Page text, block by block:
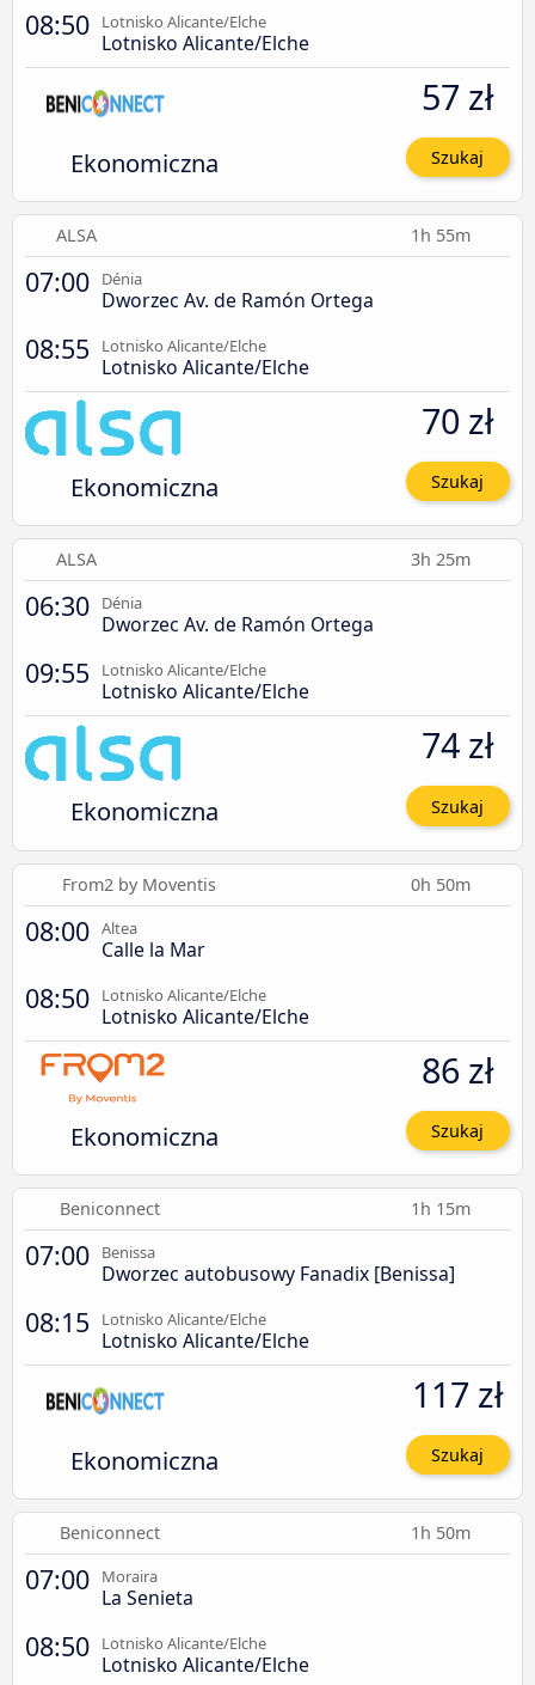
08:50 Lotnisko Alicante/Elche
Lotnisko Alicante/Elche
Ekonomiczna
57 zł
Szukaj
ALSA 1h 55m
07:00 Dénia
Dworzec Av. de Ramón Ortega
08:55 Lotnisko Alicante/Elche
Lotnisko Alicante/Elche
Ekonomiczna
70 zł
Szukaj
ALSA 3h 25m
06:30 Dénia
Dworzec Av. de Ramón Ortega
09:55 Lotnisko Alicante/Elche
Lotnisko Alicante/Elche
Ekonomiczna
74 zł
Szukaj
From2 by Moventis 0h 50m
08:00 Altea
Calle la Mar
08:50 Lotnisko Alicante/Elche
Lotnisko Alicante/Elche
Ekonomiczna
86 zł
Szukaj
Beniconnect 1h 15m
07:00 Benissa
Dworzec autobusowy Fanadix [Benissa]
08:15 Lotnisko Alicante/Elche
Lotnisko Alicante/Elche
Ekonomiczna
117 zł
Szukaj
Beniconnect 1h 50m
07:00 Moraira
La Senieta
08:50 Lotnisko Alicante/Elche
Lotnisko Alicante/Elche